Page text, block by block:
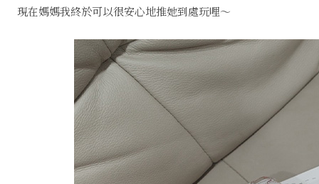
現在媽媽我終於可以很安心地推她到處玩哩～